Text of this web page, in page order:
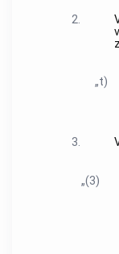
2.
„t)
3.
„(3)